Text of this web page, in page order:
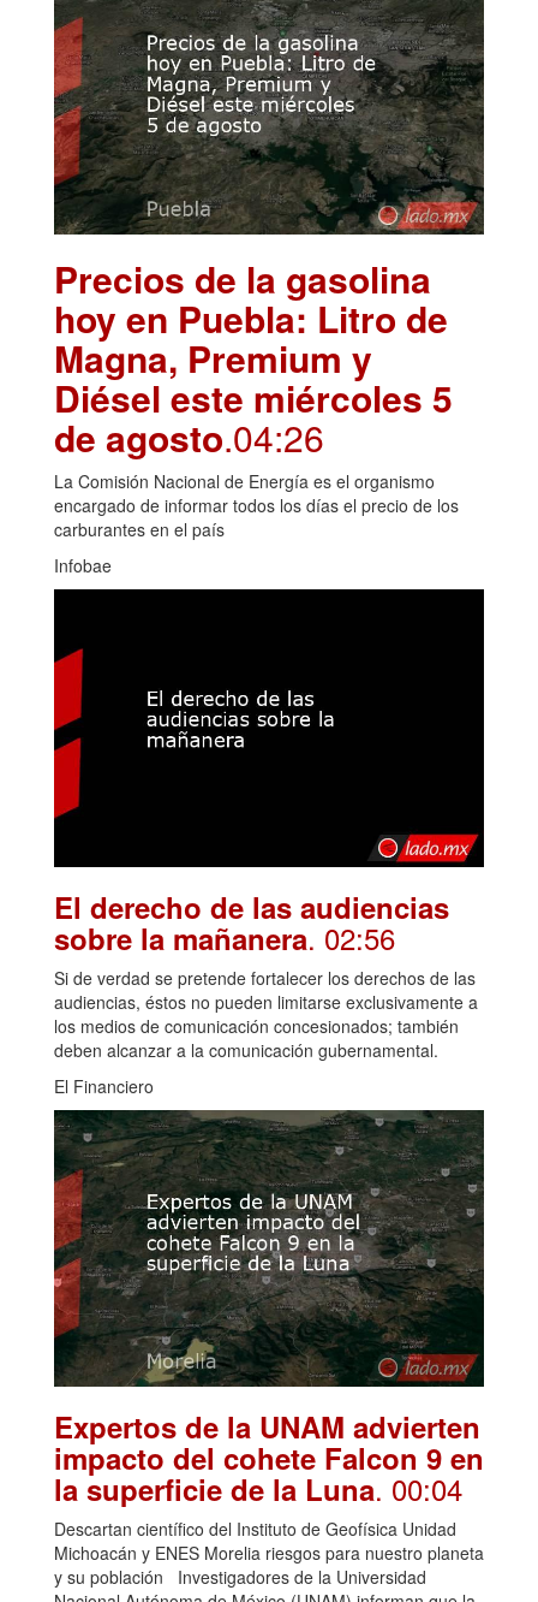
Precios de la gasolina
hoy en Puebla: Litro de
Magna, Premium y
Diésel este miércoles 5
de agosto.04:26
La Comisión Nacional de Energía es el organismo
encargado de informar todos los días el precio de los
carburantes en el país
Infobae
El derecho de las audiencias
sobre la mañanera. 02:56
Si de verdad se pretende fortalecer los derechos de las
audiencias, éstos no pueden limitarse exclusivamente a
los medios de comunicación concesionados; también
deben alcanzar a la comunicación gubernamental.
El Financiero
Expertos de la UNAM advierten
impacto del cohete Falcon 9 en
la superficie de la Luna. 00:04
Descartan científico del Instituto de Geofísica Unidad
Michoacán y ENES Morelia riesgos para nuestro planeta
y su población Investigadores de la Universidad